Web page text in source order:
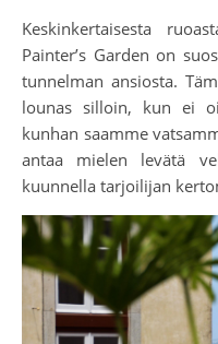
Keskinkertaisesta
Painter’s Garden on
tunnelman ansiosta.
lounas silloin, kun ei
kunhan saamme
antaa mielen levätä
kuunnella tarjoilijan